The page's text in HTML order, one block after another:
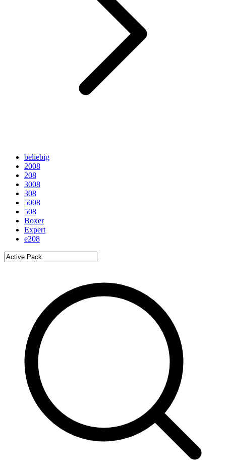
beliebig
2008
208
3008
308
5008
508
Boxer
Expert
e208